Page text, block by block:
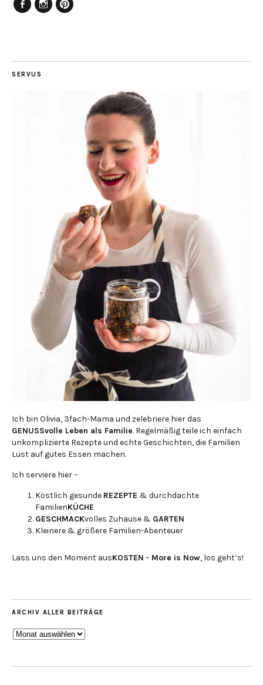
SERVUS
Ich bin Olivia, 3fach-Mama und zelebriere hier das
GENUSSvolle Leben als Familie. Regelmäßig teile ich einfach
unkomplizierte Rezepte und echte Geschichten, die Familien
Lust auf gutes Essen machen.
Ich serviere hier –
Köstlich gesunde REZEPTE & durchdachte
FamilienKÜCHE
GESCHMACKvolles Zuhause & GARTEN
Kleinere & größere Familien-Abenteuer
Lass uns den Moment ausKOSTEN – More is Now, los geht’s!
ARCHIV ALLER BEITRÄGE
ARCHIV